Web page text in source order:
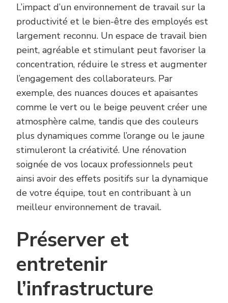
L’impact d’un environnement de travail sur la
productivité et le bien-être des employés est
largement reconnu. Un espace de travail bien
peint, agréable et stimulant peut favoriser la
concentration, réduire le stress et augmenter
l’engagement des collaborateurs. Par
exemple, des nuances douces et apaisantes
comme le vert ou le beige peuvent créer une
atmosphère calme, tandis que des couleurs
plus dynamiques comme l’orange ou le jaune
stimuleront la créativité. Une rénovation
soignée de vos locaux professionnels peut
ainsi avoir des effets positifs sur la dynamique
de votre équipe, tout en contribuant à un
meilleur environnement de travail.
Préserver et
entretenir
l’infrastructure